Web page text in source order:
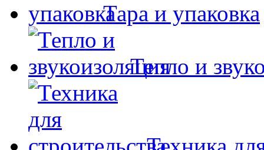
Тара и упаковка
Тепло и